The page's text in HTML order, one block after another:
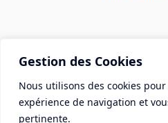
Gestion des Cookies
Nous utilisons des cookies
expérience de navigation et
pertinente.
Mairie de
Place Aristide Briand - BP
Tél :04 67 18
Mail :